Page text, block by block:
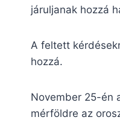
járuljanak hozzá
A feltett
hozzá.
November 25-én
mérföldre az